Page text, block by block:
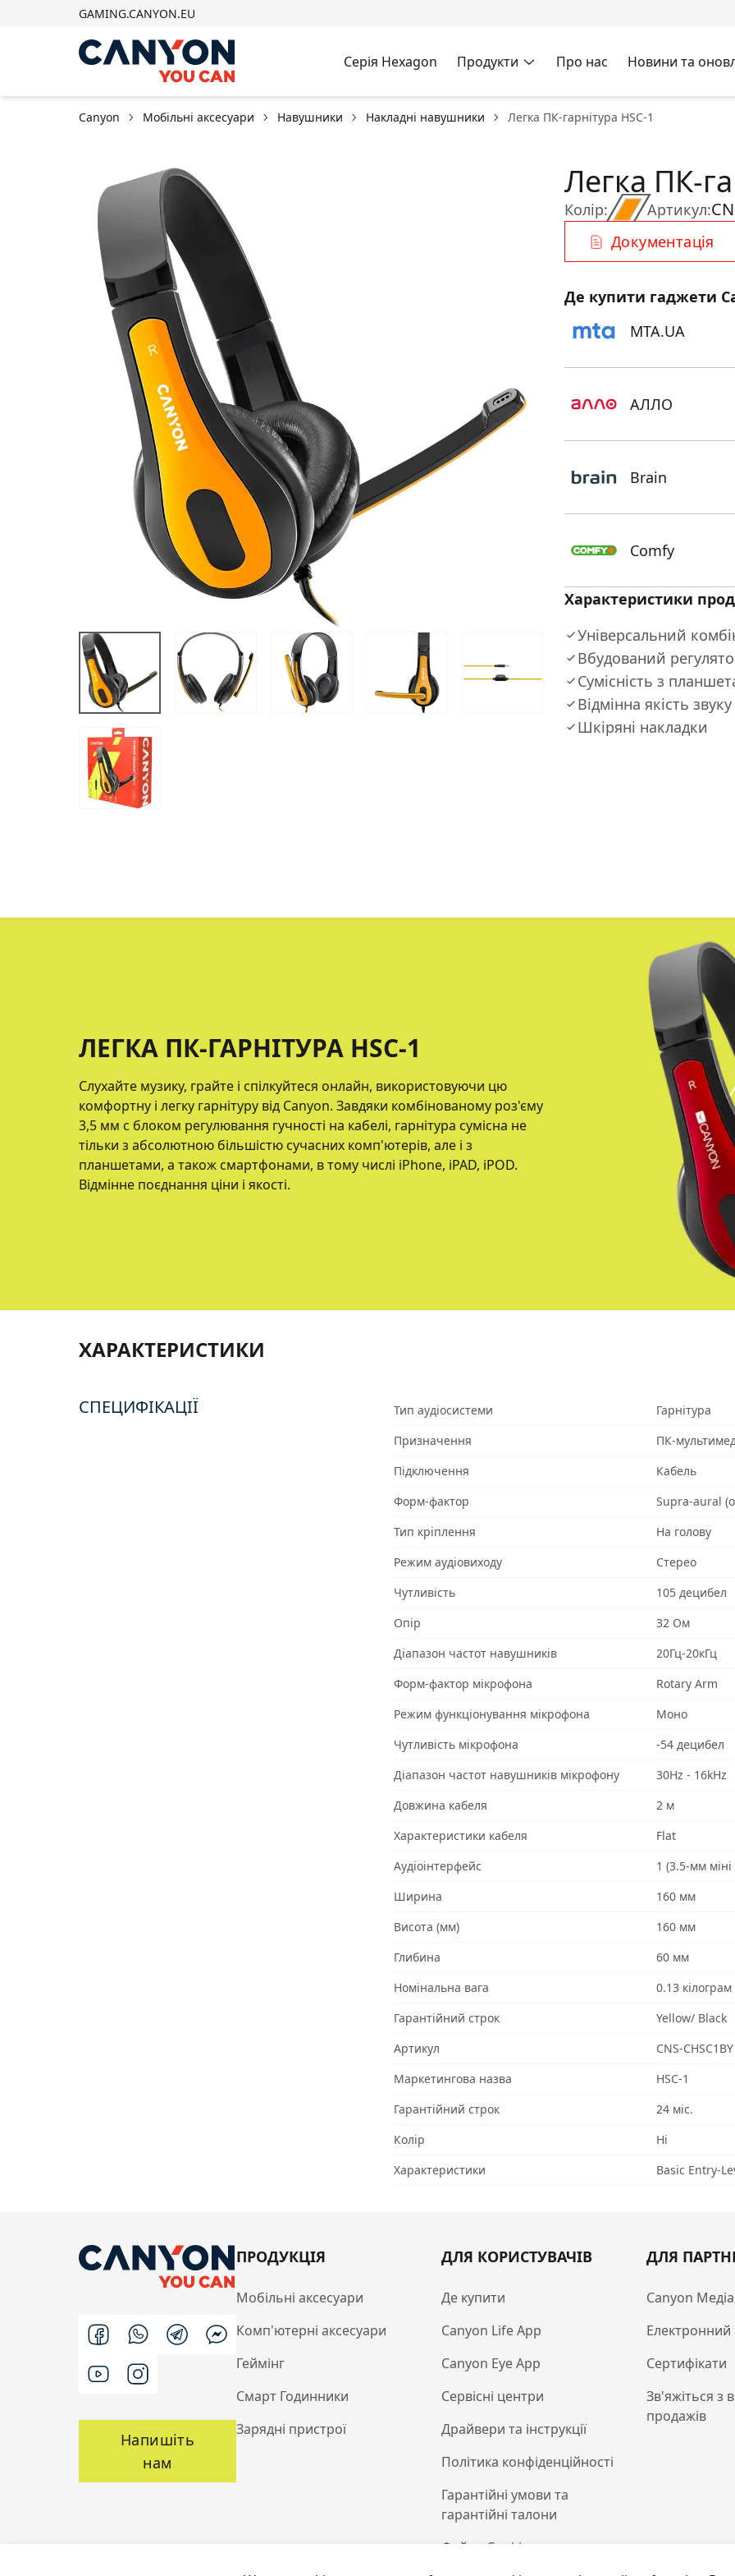
GAMING.CANYON.EU
Серія Hexagon Продукти Про нас Новини та
Canyon Мобільні аксесуари Навушники Накладні навушники Легка ПК-гарнітура HSC-1
Колір:
Легка ПК-
Артикул:
Документація
Характеристики
Універсальний
Вбудований
Сумісність з
Відмінна якість звуку
Шкіряні накладки
Де купити гаджети
MTA.UA
АЛЛО
Brain
Comfy
ЛЕГКА ПК-ГАРНІТУРА HSC-1
Слухайте музику, грайте і спілкуйтеся онлайн, використовуючи цю
комфортну і легку гарнітуру від Canyon. Завдяки комбінованому роз'єму
3,5 мм c блоком регулювання гучності на кабелі, гарнітура сумісна не
тільки з абсолютною більшістю сучасних комп'ютерів, але і з
планшетами, а також смартфонами, в тому числі iPhone, iPAD, iPOD.
Відмінне поєднання ціни і якості.
ХАРАКТЕРИСТИКИ
СПЕЦИФІКАЦІЇ Тип аудіосистеми
Гарнітура
Призначення
ПК-
Підключення
Кабель
Форм-фактор
Supra-aural
Тип кріплення
На голову
Режим аудіовиходу
Стерео
Чутливість
105 децибел
Опір
32 Ом
Діапазон частот навушників
20Гц-20кГц
Форм-фактор мікрофона
Rotary Arm
Режим функціонування мікрофона
Моно
Чутливість мікрофона
-54 децибел
Діапазон частот навушників мікрофону
30Hz - 16kHz
Довжина кабеля
2 м
Характеристики кабеля
Flat
Аудіоінтерфейс
1 (3.5-мм
Ширина
160 мм
Висота (мм)
160 мм
Глибина
60 мм
Номінальна вага
0.13 кілограм
Гарантійний строк
Yellow/ Black
Артикул
CNS-CHSC1BY
Маркетингова назва
HSC-1
Гарантійний строк
24 міс.
Колір
Ні
Характеристики
Basic Entry-
Напишіть
нам
ПРОДУКЦІЯ
Мобільні аксесуари
Комп'ютерні аксесуари
Геймінг
Смарт Годинники
Зарядні пристрої
ДЛЯ КОРИСТУВАЧІВ
Де купити
Canyon Life App
Canyon Eye App
Сервісні центри
Драйвери та інструкції
Політика конфіденційності
Гарантійні умови та
гарантійні талони
Файли Cookie
ДЛЯ
Canyon
Електронний
Сертифікати
Зв'яжіться з
продажів